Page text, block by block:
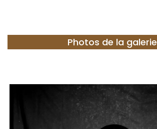
Photos de la galerie